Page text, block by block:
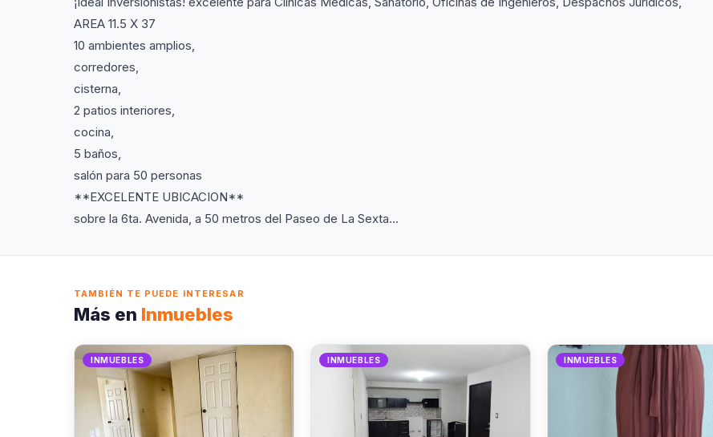
AREA 11.5 X 37
10 ambientes amplios,
corredores,
cisterna,
2 patios interiores,
cocina,
5 baños,
salón para 50 personas
**EXCELENTE UBICACION**
sobre la 6ta. Avenida, a 50 metros del Paseo de La Sexta...
TAMBIÉN TE PUEDE INTERESAR
Más en Inmuebles
INMUEBLES INMUEBLES INMUEBLES